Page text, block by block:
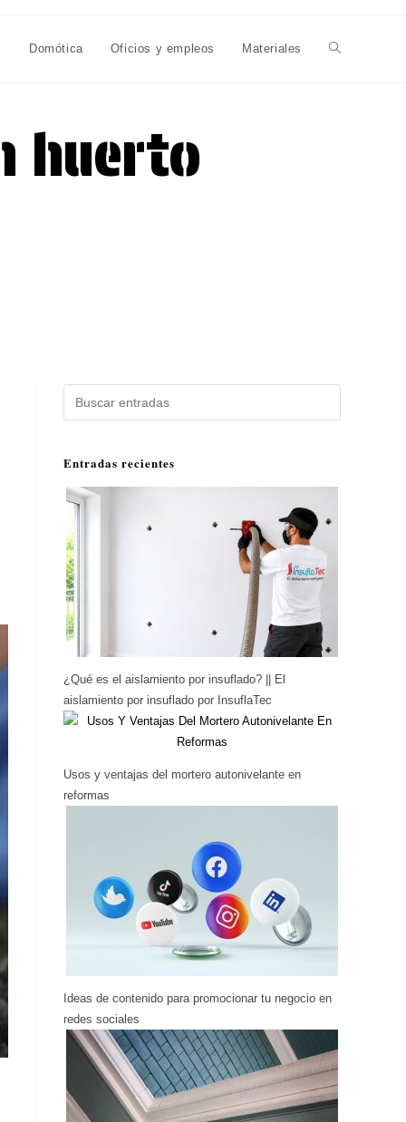
Domótica Oficios y empleos Materiales Alternar
huerto
Entradas recientes
¿Qué es el aislamiento por insuflado? || El
aislamiento por insuflado por InsuflaTec
Usos y ventajas del mortero autonivelante en
reformas
Ideas de contenido para promocionar tu negocio en
redes sociales